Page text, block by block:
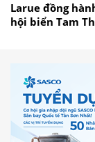
Larue đồng
hội biển Tam